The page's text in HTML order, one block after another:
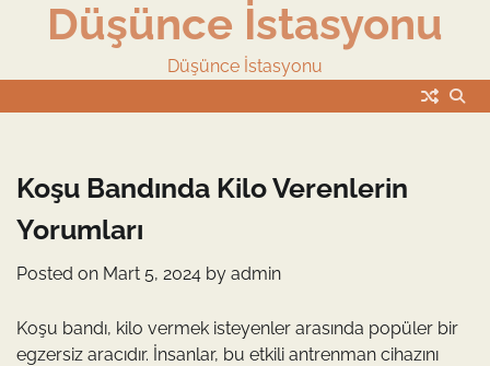
Düşünce İstasyonu
Düşünce İstasyonu
Koşu Bandında Kilo Verenlerin
Yorumları
Posted on Mart 5, 2024 by admin
Koşu bandı, kilo vermek isteyenler arasında popüler bir
egzersiz aracıdır. İnsanlar, bu etkili antrenman cihazını